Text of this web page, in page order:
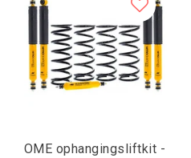
OME ophangingsliftkit -